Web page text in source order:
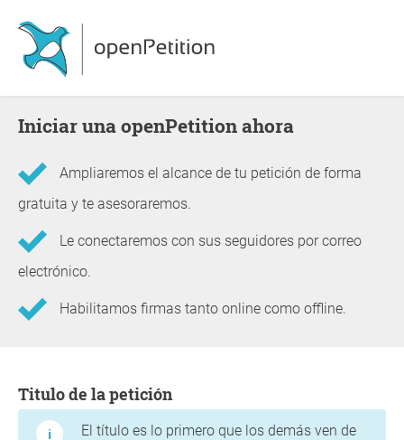
Iniciar una openPetition ahora
Ampliaremos el alcance de tu petición de forma
gratuita y te asesoraremos.
Le conectaremos con sus seguidores por correo
electrónico.
Habilitamos firmas tanto online como offline.
Titulo de la petición
El título es lo primero que los demás ven de